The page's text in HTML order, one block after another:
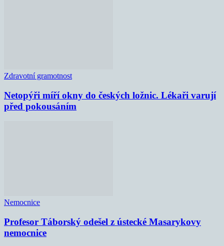
Zdravotní gramotnost
Netopýři míří okny do českých ložnic. Lékaři varují
před pokousáním
Nemocnice
Profesor Táborský odešel z ústecké Masarykovy
nemocnice